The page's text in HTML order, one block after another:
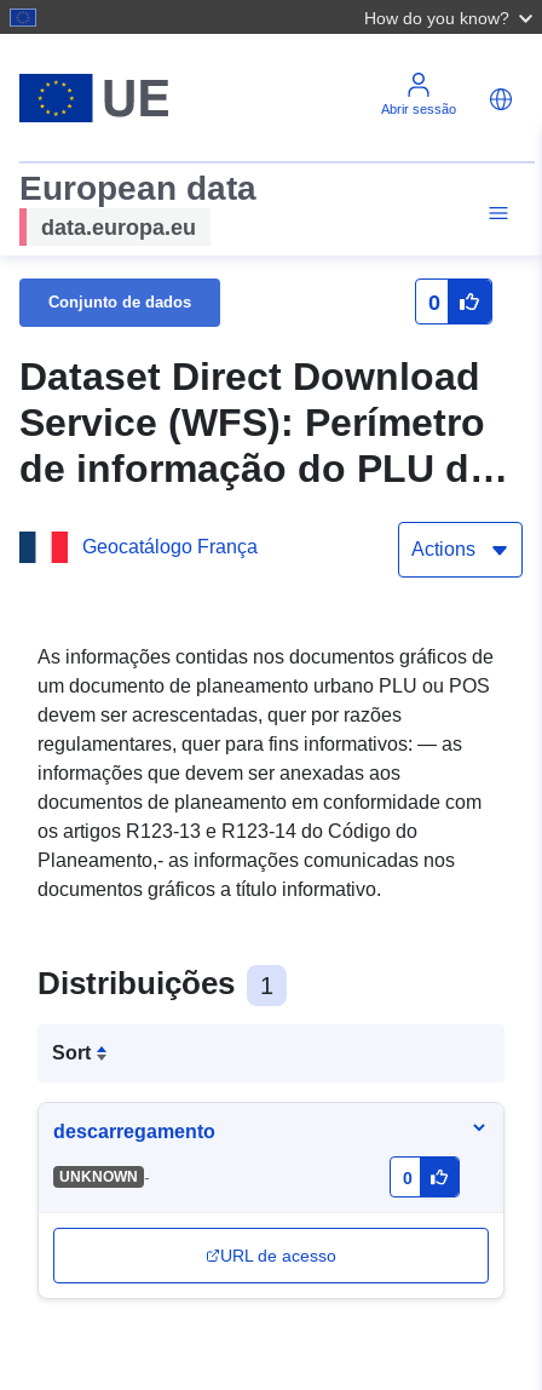
How do you know?
Abrir sessão
European data
data.europa.eu
Conjunto de dados 0
Dataset Direct Download
Service (WFS): Perímetro
de informação do PLU do
concelho de Beauval
Geocatálogo França Actions
As informações contidas nos documentos gráficos de
um documento de planeamento urbano PLU ou POS
devem ser acrescentadas, quer por razões
regulamentares, quer para fins informativos: — as
informações que devem ser anexadas aos
documentos de planeamento em conformidade com
os artigos R123-13 e R123-14 do Código do
Planeamento,- as informações comunicadas nos
documentos gráficos a título informativo.
Distribuições 1
Sort
descarregamento
UNKNOWN - 0
URL de acesso